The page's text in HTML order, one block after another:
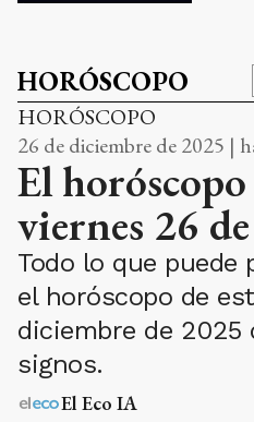
HORÓSCOPO
HORÓSCOPO
26 de diciembre de 2025 |
El
viernes 26
Todo lo que puede
el horóscopo de
diciembre de 2025
signos.
El Eco IA